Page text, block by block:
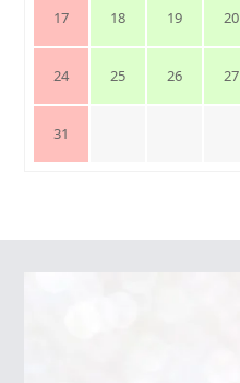
17 18 19 20
24 25 26 27
31